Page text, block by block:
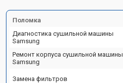
Поломка
Диагностика сушильной машины
Samsung
Ремонт корпуса сушильной машины
Samsung
Замена фильтров